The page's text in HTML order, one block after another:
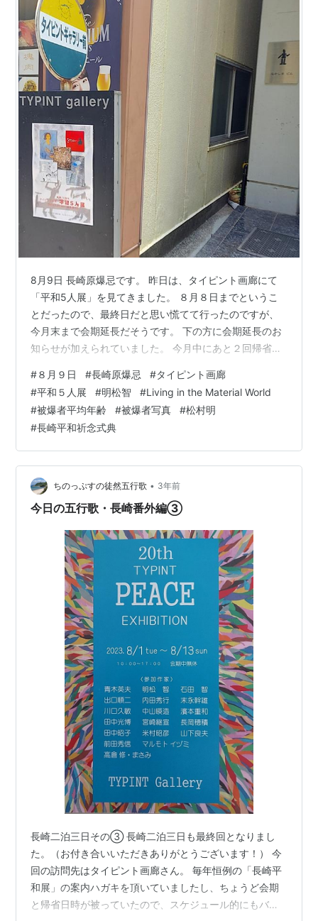
8月9日 長崎原爆忌です。 昨日は、タイピント画廊にて
「平和5人展」を見てきました。 ８月８日までというこ
とだったので、最終日だと思い慌てて行ったのですが、
今月末まで会期延長だそうです。 下の方に会期延長のお
知らせが加えられていました。 今月中にあと２回帰省し
うと思っています。 5人展の中央は、明松 智さんの作
品。 これだけではなにかよくわかりませんが、実物は50
号の大作でした。 実をいうと、「絵心」というタイトル
の付いた実物を見ても、「なにか」わからないままだっ
たのですが、大きなコンクールで入賞した作品とのこ
と。 墨だけを使って描かれたそうで…
#８月９日 #長崎原爆忌 #タイピント画廊
#平和５人展 #明松智 #Living in the Material World
#被爆者平均年齢 #被爆者写真 #松村明
#長崎平和祈念式典
ちのっぷすの徒然五行歌 • 3年前
今日の五行歌・長崎番外編③
長崎二泊三日その③ 長崎二泊三日も最終回となりまし
た。（お付き合いいただきありがとうございます！） 今
回の訪問先はタイピント画廊さん。 毎年恒例の「長崎平
和展」の案内ハガキを頂いていましたし、ちょうど会期
と帰省日時が被っていたので、スケジュール的にもバッ